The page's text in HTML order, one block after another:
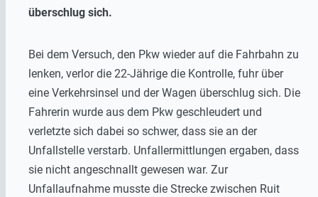
überschlug sich.
Bei dem Versuch, den Pkw wieder auf die Fahrbahn zu
lenken, verlor die 22-Jährige die Kontrolle, fuhr über
eine Verkehrsinsel und der Wagen überschlug sich. Die
Fahrerin wurde aus dem Pkw geschleudert und
verletzte sich dabei so schwer, dass sie an der
Unfallstelle verstarb. Unfallermittlungen ergaben, dass
sie nicht angeschnallt gewesen war. Zur
Unfallaufnahme musste die Strecke zwischen Ruit